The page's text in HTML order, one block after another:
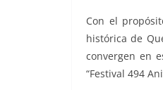
o
o
k
Con el
histórica de
convergen en
“Festival 494